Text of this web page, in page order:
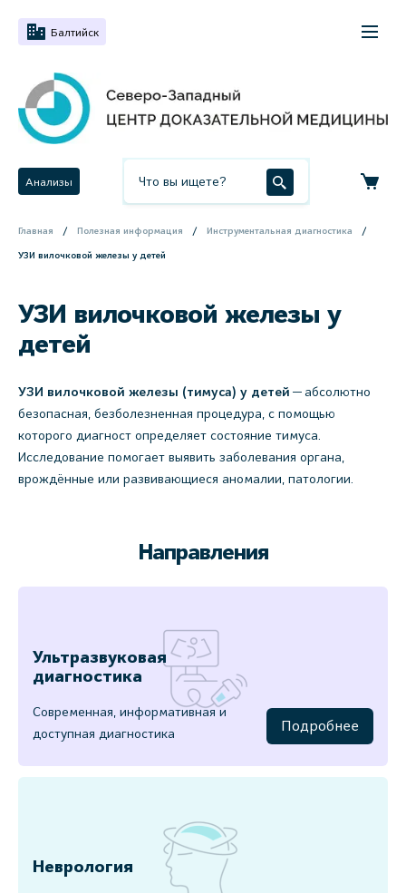
Балтийск
Анализы
Главная Полезная информация Инструментальная диагностика
УЗИ вилочковой железы у детей
УЗИ вилочковой железы у
детей
УЗИ вилочковой железы (тимуса) у детей — абсолютно
безопасная, безболезненная процедура, с помощью
которого диагност определяет состояние тимуса.
Исследование помогает выявить заболевания органа,
врождённые или развивающиеся аномалии, патологии.
Направления
Ультразвуковая
диагностика
Современная, информативная и
доступная диагностика
Подробнее
Неврология